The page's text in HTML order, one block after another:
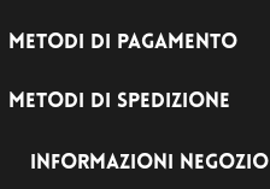
METODI DI PAGAMENTO
METODI DI SPEDIZIONE
INFORMAZIONI NEGOZIO